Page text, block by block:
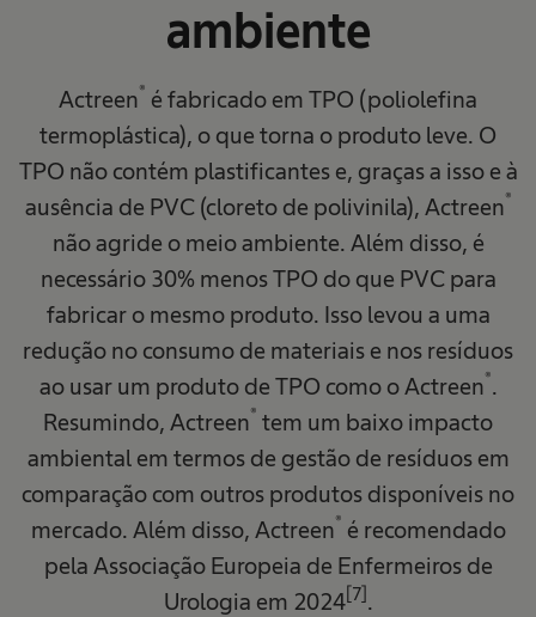
ambiente
Actreen® é fabricado em TPO (poliolefina
termoplástica), o que torna o produto leve. O
TPO não contém plastificantes e, graças a isso e à
ausência de PVC (cloreto de polivinila), Actreen®
não agride o meio ambiente. Além disso, é
necessário 30% menos TPO do que PVC para
fabricar o mesmo produto. Isso levou a uma
redução no consumo de materiais e nos resíduos
ao usar um produto de TPO como o Actreen®.
Resumindo, Actreen® tem um baixo impacto
ambiental em termos de gestão de resíduos em
comparação com outros produtos disponíveis no
mercado. Além disso, Actreen® é recomendado
pela Associação Europeia de Enfermeiros de
Urologia em 2024[7].